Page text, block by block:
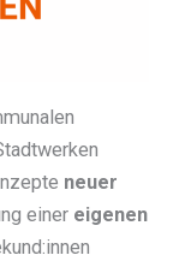
neuer
einer eigenen